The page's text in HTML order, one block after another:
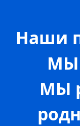
Наши
МЫ
МЫ